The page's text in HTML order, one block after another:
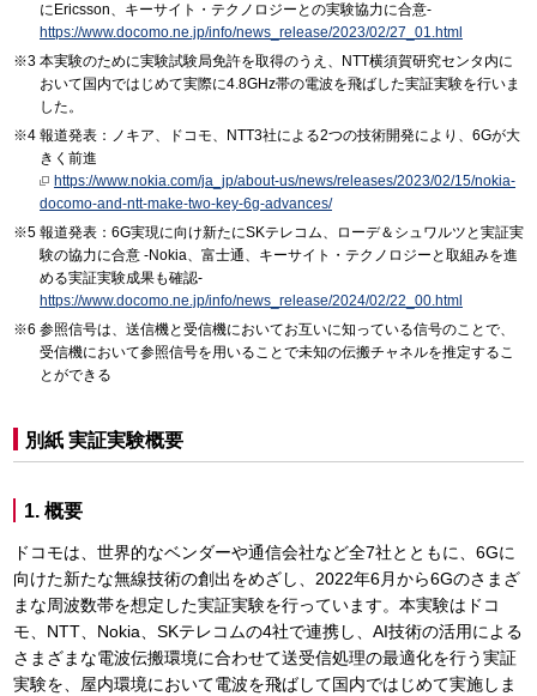
にEricsson、キーサイト・テクノロジーとの実験協力に合意-
https://www.docomo.ne.jp/info/news_release/2023/02/27_01.html
本実験のために実験試験局免許を取得のうえ、NTT横須賀研究センタ内に
おいて国内ではじめて実際に4.8GHz帯の電波を飛ばした実証実験を行いま
した。
報道発表：ノキア、ドコモ、NTT3社による2つの技術開発により、6Gが大
きく前進
https://www.nokia.com/ja_jp/about-us/news/releases/2023/02/15/nokia-
docomo-and-ntt-make-two-key-6g-advances/
報道発表：6G実現に向け新たにSKテレコム、ローデ＆シュワルツと実証実
験の協力に合意 -Nokia、富士通、キーサイト・テクノロジーと取組みを進
める実証実験成果も確認-
https://www.docomo.ne.jp/info/news_release/2024/02/22_00.html
参照信号は、送信機と受信機においてお互いに知っている信号のことで、
受信機において参照信号を用いることで未知の伝搬チャネルを推定するこ
とができる
別紙 実証実験概要
1. 概要
ドコモは、世界的なベンダーや通信会社など全7社とともに、6Gに
向けた新たな無線技術の創出をめざし、2022年6月から6Gのさまざ
まな周波数帯を想定した実証実験を行っています。本実験はドコ
モ、NTT、Nokia、SKテレコムの4社で連携し、AI技術の活用による
さまざまな電波伝搬環境に合わせて送受信処理の最適化を行う実証
実験を、屋内環境において電波を飛ばして国内ではじめて実施しま